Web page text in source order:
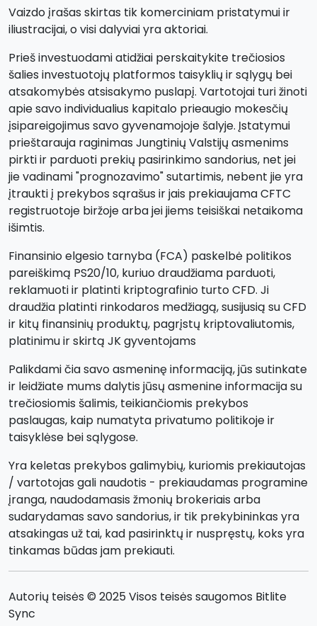
Vaizdo įrašas skirtas tik komerciniam pristatymui ir
iliustracijai, o visi dalyviai yra aktoriai.
Prieš investuodami atidžiai perskaitykite trečiosios
šalies investuotojų platformos taisyklių ir sąlygų bei
atsakomybės atsisakymo puslapį. Vartotojai turi žinoti
apie savo individualius kapitalo prieaugio mokesčių
įsipareigojimus savo gyvenamojoje šalyje. Įstatymui
prieštarauja raginimas Jungtinių Valstijų asmenims
pirkti ir parduoti prekių pasirinkimo sandorius, net jei
jie vadinami "prognozavimo" sutartimis, nebent jie yra
įtraukti į prekybos sąrašus ir jais prekiaujama CFTC
registruotoje biržoje arba jei jiems teisiškai netaikoma
išimtis.
Finansinio elgesio tarnyba (FCA) paskelbė politikos
pareiškimą PS20/10, kuriuo draudžiama parduoti,
reklamuoti ir platinti kriptografinio turto CFD. Ji
draudžia platinti rinkodaros medžiagą, susijusią su CFD
ir kitų finansinių produktų, pagrįstų kriptovaliutomis,
platinimu ir skirtą JK gyventojams
Palikdami čia savo asmeninę informaciją, jūs sutinkate
ir leidžiate mums dalytis jūsų asmenine informacija su
trečiosiomis šalimis, teikiančiomis prekybos
paslaugas, kaip numatyta privatumo politikoje ir
taisyklėse bei sąlygose.
Yra keletas prekybos galimybių, kuriomis prekiautojas
/ vartotojas gali naudotis - prekiaudamas programine
įranga, naudodamasis žmonių brokeriais arba
sudarydamas savo sandorius, ir tik prekybininkas yra
atsakingas už tai, kad pasirinktų ir nuspręstų, koks yra
tinkamas būdas jam prekiauti.
Autorių teisės © 2025 Visos teisės saugomos Bitlite
Sync